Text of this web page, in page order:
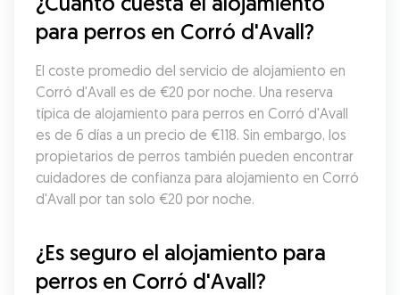
para perros en Corró d'Avall?
El coste promedio del servicio de alojamiento en
Corró d'Avall es de €20 por noche. Una reserva
típica de alojamiento para perros en Corró d'Avall
es de 6 días a un precio de €118. Sin embargo, los
propietarios de perros también pueden encontrar
cuidadores de confianza para alojamiento en Corró
d'Avall por tan solo €20 por noche.
¿Es seguro el alojamiento para
perros en Corró d'Avall?